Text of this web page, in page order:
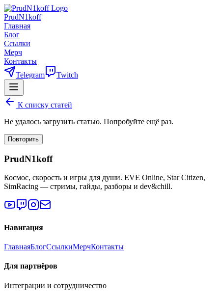
PrudN1koff
Главная
Блог
Ссылки
Мерч
Контакты
Telegram
Twitch
К списку статей
Не удалось загрузить статью. Попробуйте ещё раз.
Повторить
PrudN1koff
Космос, скорость и игры для души. EVE Online, Star Citizen,
SimRacing — стримы, гайды, разборы и dev&chill.
Навигация
ГлавнаяБлогСсылкиМерчКонтакты
Для партнёров
Интеграции и сотрудничество